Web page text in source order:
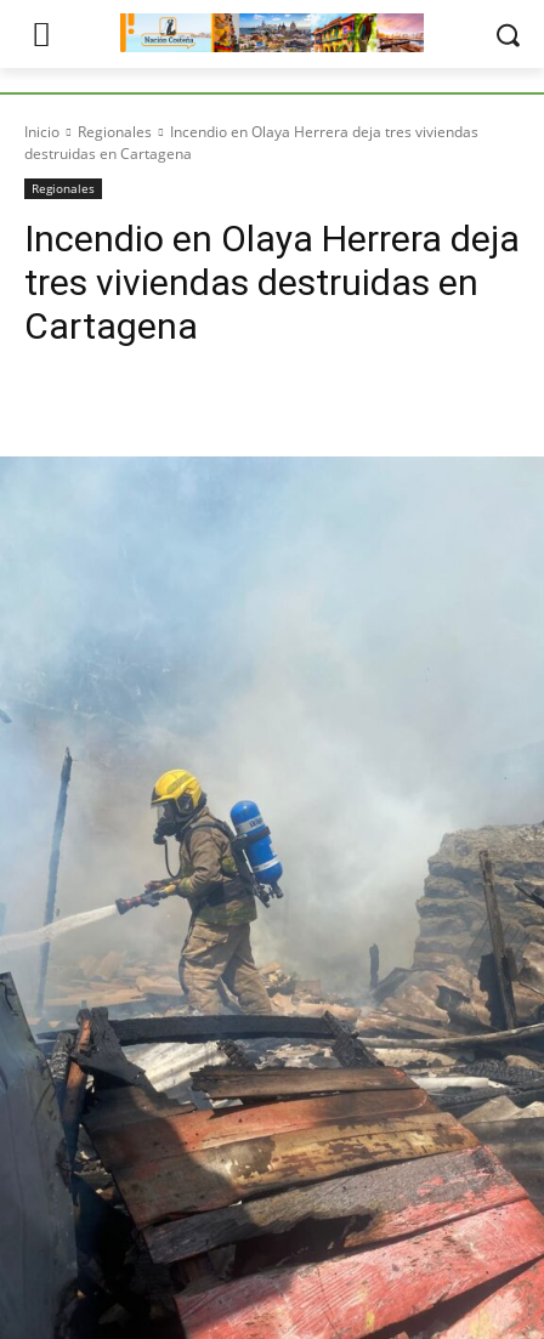
Inicio Regionales
Incendio en Olaya Herrera deja tres viviendas
destruidas en Cartagena
Regionales
Incendio en Olaya Herrera deja
tres viviendas destruidas en
Cartagena